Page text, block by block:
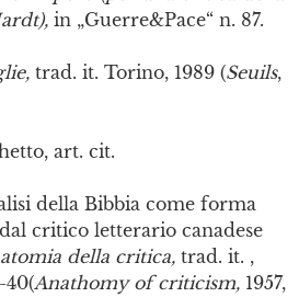
in „Guerre&Pace“ n. 87.
trad. it. Torino, 1989 (Seuils,
art. cit.
della Bibbia come forma
critico letterario canadese
della critica, trad. it. ,
40(Anathomy of criticism, 1957,